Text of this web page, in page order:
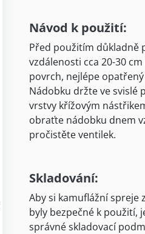
Návod k použití:
Před použitím důkladně
vzdálenosti cca 20-30
povrch, nejlépe
Nádobku držte ve svislé
vrstvy křížovým
obraťte nádobku dnem
pročistěte ventilek.
Skladování:
Aby si kamuflážní spreje
byly bezpečné k použití,
správné skladovací